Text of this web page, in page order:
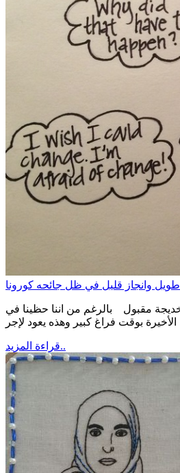
خديجة مقبول بالرغم من اننا حظينا في
قراءة المزيد..